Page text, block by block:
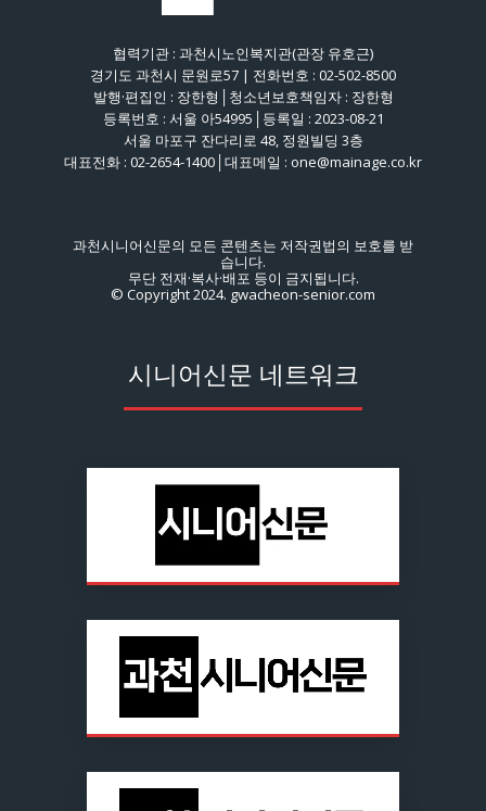
협력기관 : 과천시노인복지관(관장 유호근)
경기도 과천시 문원로57 | 전화번호 : 02-502-8500
발행·편집인 : 장한형│청소년보호책임자 : 장한형
등록번호 : 서울 아54995│등록일 : 2023-08-21
서울 마포구 잔다리로 48, 정원빌딩 3층
대표전화 : 02-2654-1400│대표메일 : one@mainage.co.kr
과천시니어신문의 모든 콘텐츠는 저작권법의 보호를 받
습니다.
무단 전재·복사·배포 등이 금지됩니다.
© Copyright 2024. gwacheon-senior.com
시니어신문 네트워크